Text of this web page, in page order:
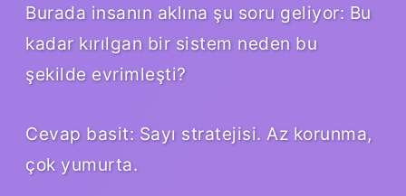
Burada insanın aklına şu soru geliyor: Bu
kadar kırılgan bir sistem neden bu
şekilde evrimleşti?
Cevap basit: Sayı stratejisi. Az korunma,
çok yumurta.